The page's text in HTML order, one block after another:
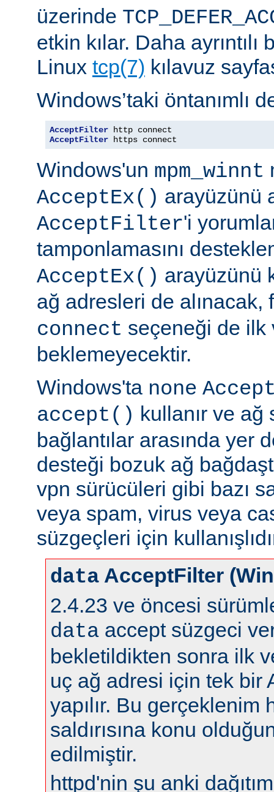
üzerinde
etkin kılar. Daha
Linux tcp(7) kılavuz
Windows’taki öntanımlı
AcceptFilter
AcceptFilter https connect
Windows'un mpm_winnt
AcceptEx() arayüzünü
AcceptFilter'i
tamponlamasını
AcceptEx() arayüzünü
ağ adresleri de alınacak,
connect seçeneği de ilk
beklemeyecektir.
Windows'ta none
accept() kullanır ve ağ
bağlantılar arasında yer
desteği bozuk ağ
vpn sürücüleri gibi bazı
veya spam, virus veya
süzgeçleri için
data AcceptFilter
2.4.23 ve öncesi
data accept süzgeci
bekletildikten sonra ilk
uç ağ adresi için tek bir
yapılır. Bu gerçeklenim
saldırısına konu
edilmiştir.
httpd'nin şu anki